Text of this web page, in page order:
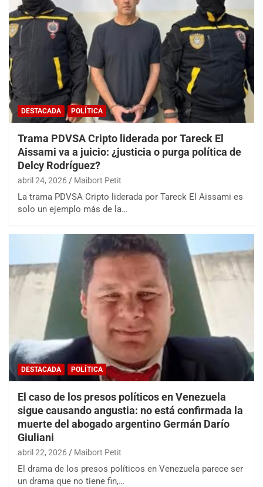
DESTACADA POLÍTICA
Trama PDVSA Cripto liderada por Tareck El
Aissami va a juicio: ¿justicia o purga política de
Delcy Rodríguez?
abril 24, 2026 Maibort Petit
La trama PDVSA Cripto liderada por Tareck El Aissami es
solo un ejemplo más de la…
DESTACADA POLÍTICA
El caso de los presos políticos en Venezuela
sigue causando angustia: no está confirmada la
muerte del abogado argentino Germán Darío
Giuliani
abril 22, 2026 Maibort Petit
El drama de los presos políticos en Venezuela parece ser
un drama que no tiene fin,…